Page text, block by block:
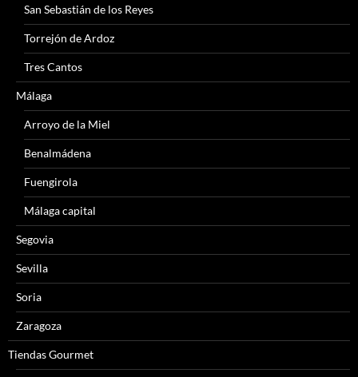
San Sebastián de los Reyes
Torrejón de Ardoz
Tres Cantos
Málaga
Arroyo de la Miel
Benalmádena
Fuengirola
Málaga capital
Segovia
Sevilla
Soria
Zaragoza
Tiendas Gourmet